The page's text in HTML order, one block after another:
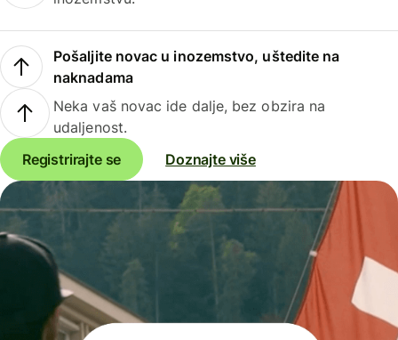
Pošaljite novac u inozemstvo, uštedite na
naknadama
Neka vaš novac ide dalje, bez obzira na
udaljenost.
Registrirajte se
Doznajte više